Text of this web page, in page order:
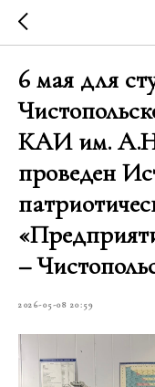
6 мая для
КАИ им.
проведен
–
2026-05-08 20:59